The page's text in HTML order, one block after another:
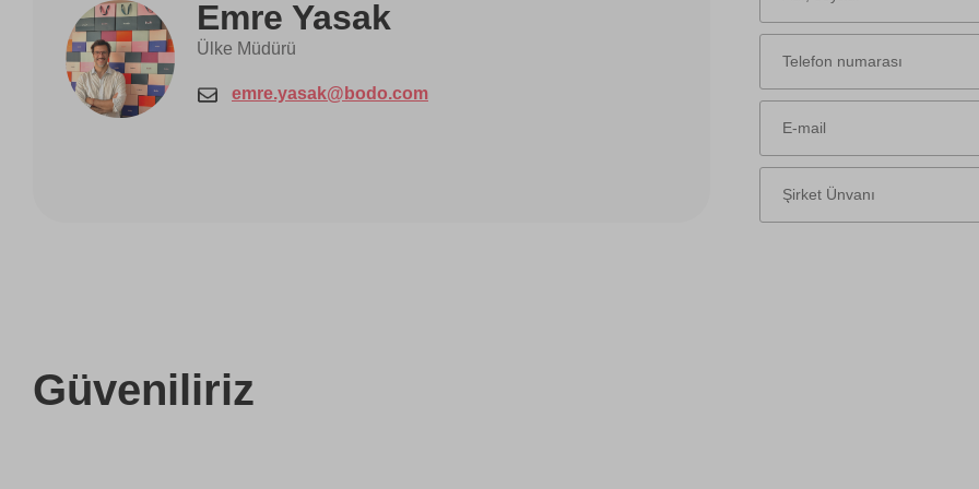
Emre Yasak
Ülke Müdürü
emre.yasak@bodo.com
Güveniliriz